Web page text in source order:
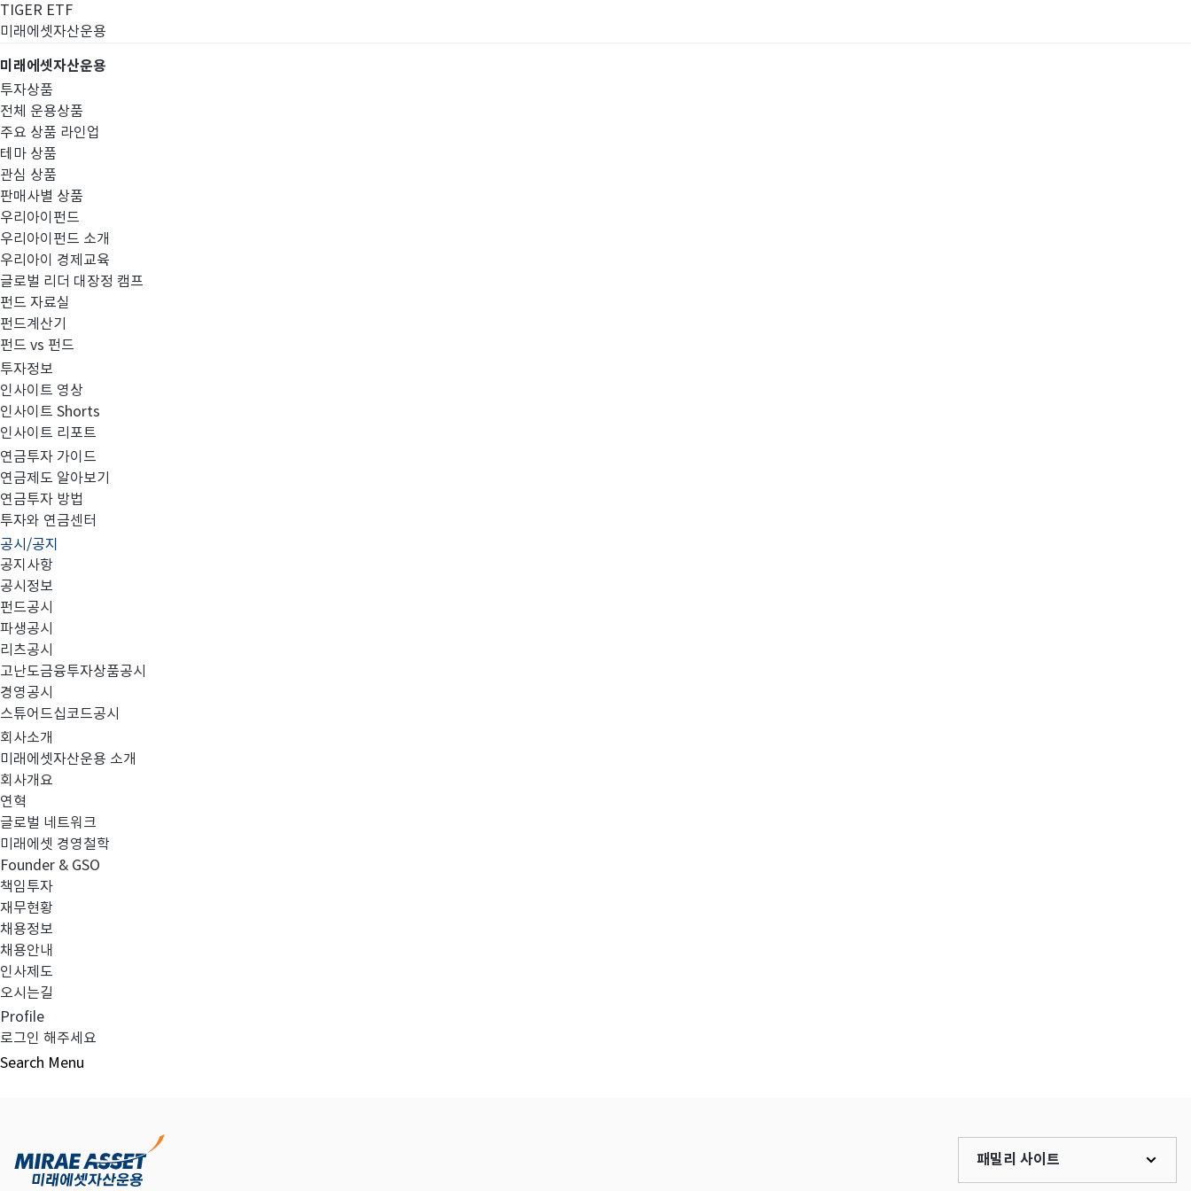
TIGER ETF
미래에셋자산운용
미래에셋자산운용
투자상품
전체 운용상품
주요 상품 라인업
테마 상품
관심 상품
판매사별 상품
우리아이펀드
우리아이펀드 소개
우리아이 경제교육
글로벌 리더 대장정 캠프
펀드 자료실
펀드계산기
펀드 vs 펀드
투자정보
인사이트 영상
인사이트 Shorts
인사이트 리포트
연금투자 가이드
연금제도 알아보기
연금투자 방법
투자와 연금센터
공시/공지
공지사항
공시정보
펀드공시
파생공시
리츠공시
고난도금융투자상품공시
경영공시
스튜어드십코드공시
회사소개
미래에셋자산운용 소개
회사개요
연혁
글로벌 네트워크
미래에셋 경영철학
Founder & GSO
책임투자
재무현황
채용정보
채용안내
인사제도
오시는길
Profile
로그인 해주세요
Search Menu
고난도금융투자상품
고난도금융투자상품_공시_20231218
이전글
다음글
목록보기
패밀리 사이트